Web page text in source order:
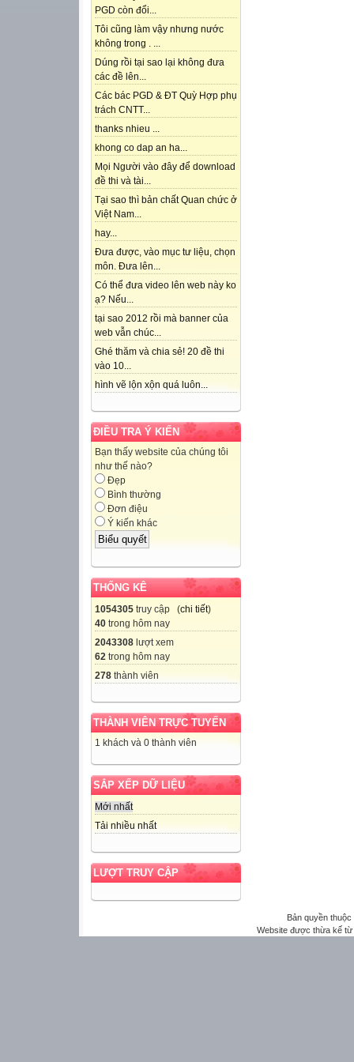
PGD còn đổi...
Tôi cũng làm vậy nhưng nước
không trong . ...
Dúng rồi tại sao lại không đưa
các đề lên...
Các bác PGD & ĐT Quỳ Hợp phụ
trách CNTT...
thanks nhieu ...
khong co dap an ha...
Mọi Người vào đây để download
đề thi và tài...
Tại sao thì bản chất Quan chức ở
Việt Nam...
hay...
Đưa được, vào mục tư liệu, chọn
môn. Đưa lên...
Có thể đưa video lên web này ko
ạ? Nếu...
tại sao 2012 rồi mà banner của
web vẫn chúc...
Ghé thăm và chia sẻ! 20 đề thi
vào 10...
hình vẽ lộn xộn quá luôn...
ĐIỀU TRA Ý KIẾN
Bạn thấy website của chúng tôi
như thế nào?
Đẹp
Bình thường
Đơn điệu
Ý kiến khác
THỐNG KÊ
1054305 truy cập (chi tiết)
40 trong hôm nay
2043308 lượt xem
62 trong hôm nay
278 thành viên
THÀNH VIÊN TRỰC TUYẾN
1 khách và 0 thành viên
SẮP XẾP DỮ LIỆU
Mới nhất
Tải nhiều nhất
LƯỢT TRUY CẬP
Bản quyền
Website được thừa kế từ